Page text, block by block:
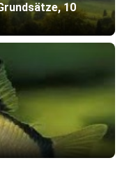
10